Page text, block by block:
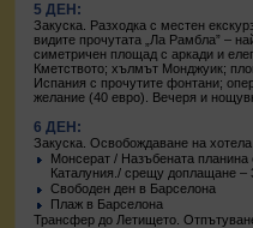
5 ДЕН:
Закуска. Разходка с местен
видите прочутата „Ла Рамбла” –
симетричен площад с аркади и
Кметството; хълмът Монджуик;
Испания с прочутите фонтани;
желание (40 евро). Вечеря и
6 ДЕН:
Закуска. Освобождаване на
Монсерат / Назъбената
Каталуния./ срещу доплащане –
Свободен ден в Барселона
Плаж в Барселона
Трансфер до Летището.